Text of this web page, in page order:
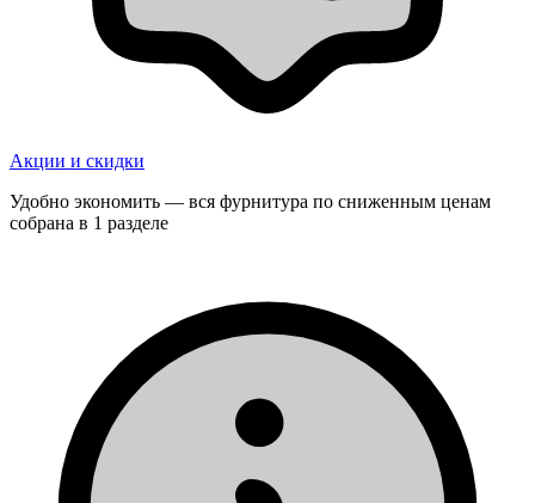
Акции и скидки
Удобно экономить — вся фурнитура по сниженным ценам
собрана в 1 разделе